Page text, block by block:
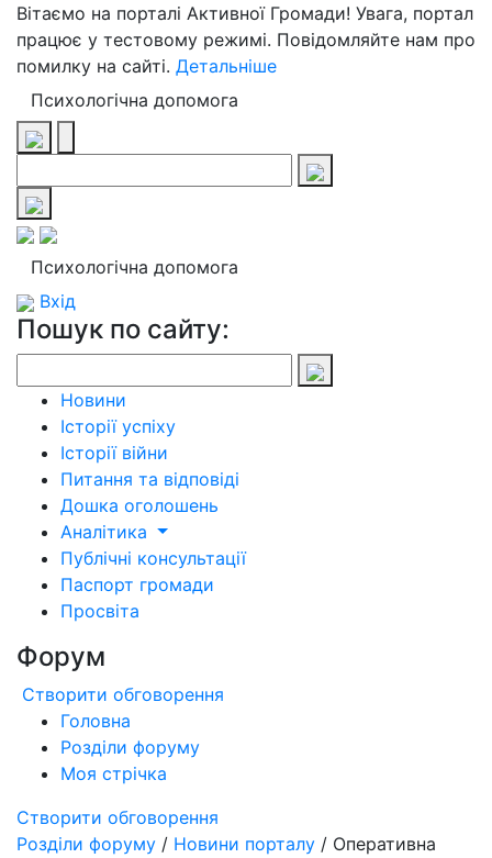
Вітаємо на порталі Активної Громади! Увага, портал
працює у тестовому режимі. Повідомляйте нам про
помилку на сайті. Детальніше
Психологічна допомога
Психологічна допомога
Вхід
Пошук по сайту:
Новини
Історії успіху
Історії війни
Питання та відповіді
Дошка оголошень
Аналітика
Публічні консультації
Паспорт громади
Просвіта
Форум
Створити обговорення
Головна
Розділи форуму
Моя стрічка
Створити обговорення
Розділи форуму / Новини порталу / Оперативна